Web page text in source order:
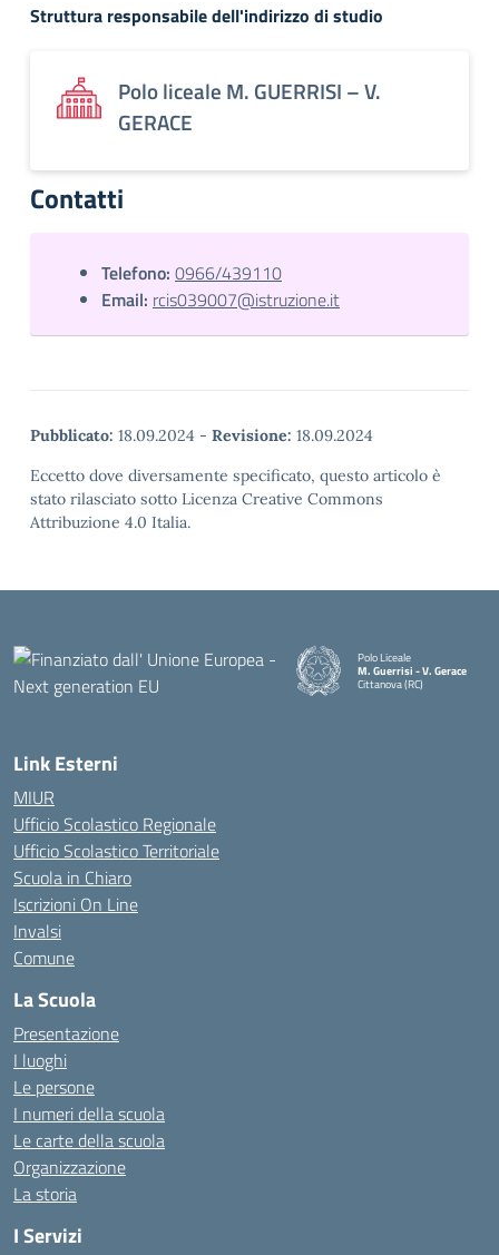
Struttura responsabile dell'indirizzo di studio
Polo liceale M. GUERRISI – V.
GERACE
Contatti
Telefono: 0966/439110
Email: rcis039007@istruzione.it
Pubblicato: 18.09.2024 - Revisione: 18.09.2024
Eccetto dove diversamente specificato, questo articolo è
stato rilasciato sotto Licenza Creative Commons
Attribuzione 4.0 Italia.
Polo Liceale
M. Guerrisi - V. Gerace
Cittanova (RC)
Link Esterni
MIUR
Ufficio Scolastico Regionale
Ufficio Scolastico Territoriale
Scuola in Chiaro
Iscrizioni On Line
Invalsi
Comune
La Scuola
Presentazione
I luoghi
Le persone
I numeri della scuola
Le carte della scuola
Organizzazione
La storia
I Servizi